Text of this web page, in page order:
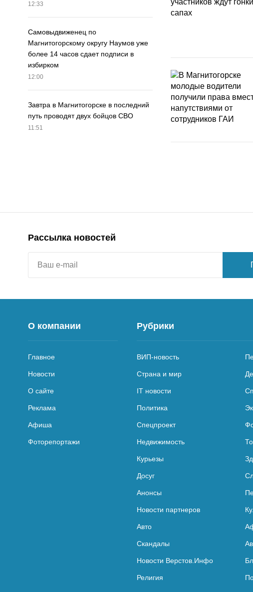
12:33
Самовыдвиженец по
Магнитогорскому округу Наумов уже
более 14 часов сдает подписи в
избирком
12:00
Завтра в Магнитогорске в последний
путь проводят двух бойцов СВО
11:51
Рассылка новостей
О компании
Главное
Новости
О сайте
Реклама
Афиша
Фоторепортажи
Рубрики
ВИП-новость
Страна и мир
IT новости
Политика
Спецпроект
Недвижимость
Курьезы
Досуг
Анонсы
Новости партнеров
Авто
Скандалы
Новости Верстов.Инфо
Религия